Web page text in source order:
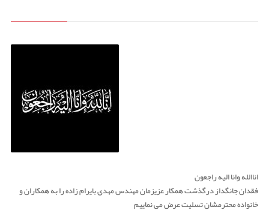
اناالله وانا الیه راجعون
فقدان جانگداز درگذشت همکار عزیزمان مهندس مهدی بایرام زاده را به همکاران و
خانواده محترمشان تسلیت عرض می نماییم